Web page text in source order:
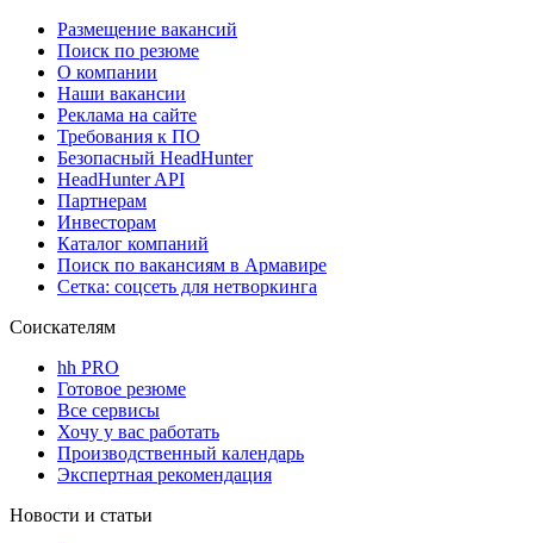
Размещение вакансий
Поиск по резюме
О компании
Наши вакансии
Реклама на сайте
Требования к ПО
Безопасный HeadHunter
HeadHunter API
Партнерам
Инвесторам
Каталог компаний
Поиск по вакансиям в Армавире
Сетка: соцсеть для нетворкинга
Соискателям
hh PRO
Готовое резюме
Все сервисы
Хочу у вас работать
Производственный календарь
Экспертная рекомендация
Новости и статьи